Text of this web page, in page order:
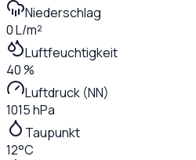
Niederschlag
0 L/m²
Luftfeuchtigkeit
40 %
Luftdruck (NN)
1015 hPa
Taupunkt
12°C